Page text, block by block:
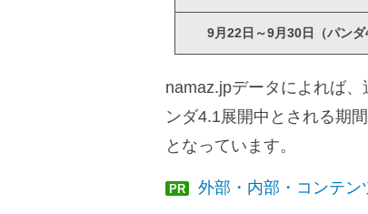
9月22日～9月30日（パンダ
namaz.jpデータによれば
ンダ4.1展開中とされる期
となっています。
PR 外部・内部・コンテ